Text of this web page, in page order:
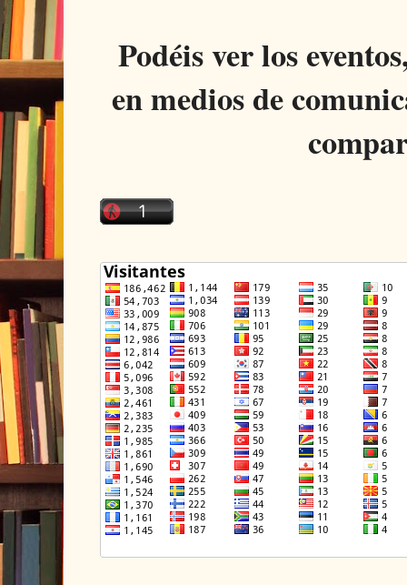
Podéis ver los
en medios de